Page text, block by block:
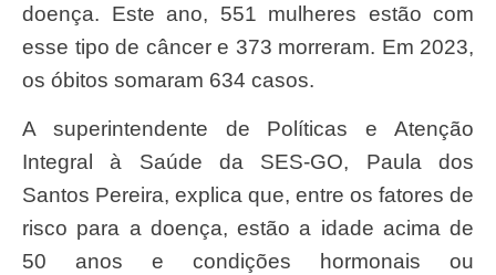
doença. Este ano, 551 mulheres estão com
esse tipo de câncer e 373 morreram. Em 2023,
os óbitos somaram 634 casos.
A superintendente de Políticas e Atenção
Integral à Saúde da SES-GO, Paula dos
Santos Pereira, explica que, entre os fatores de
risco para a doença, estão a idade acima de
50 anos e condições hormonais ou